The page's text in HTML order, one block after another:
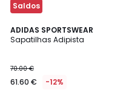
Saldos
ADIDAS SPORTSWEAR
Sapatilhas Adipista
70.00 €
61.60 € -12%
5
/
2
Cores